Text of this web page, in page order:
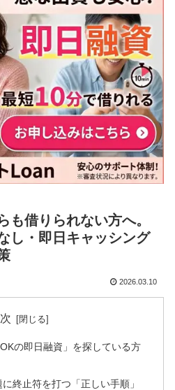
も借りられない方へ。
し・即日キャッシング
2026.03.10
の即日融資」を探している方
終止符を打つ「正しい手順」